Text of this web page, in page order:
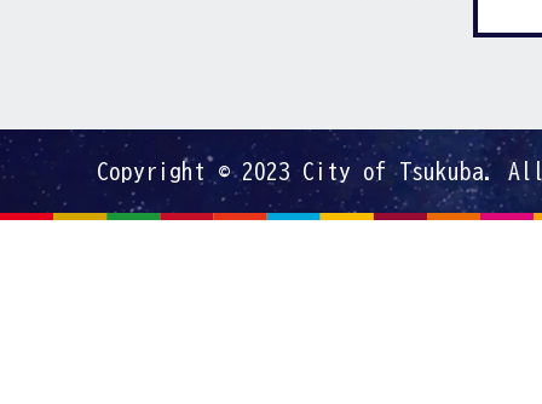
Copyright © 2023 City of Tsukuba.